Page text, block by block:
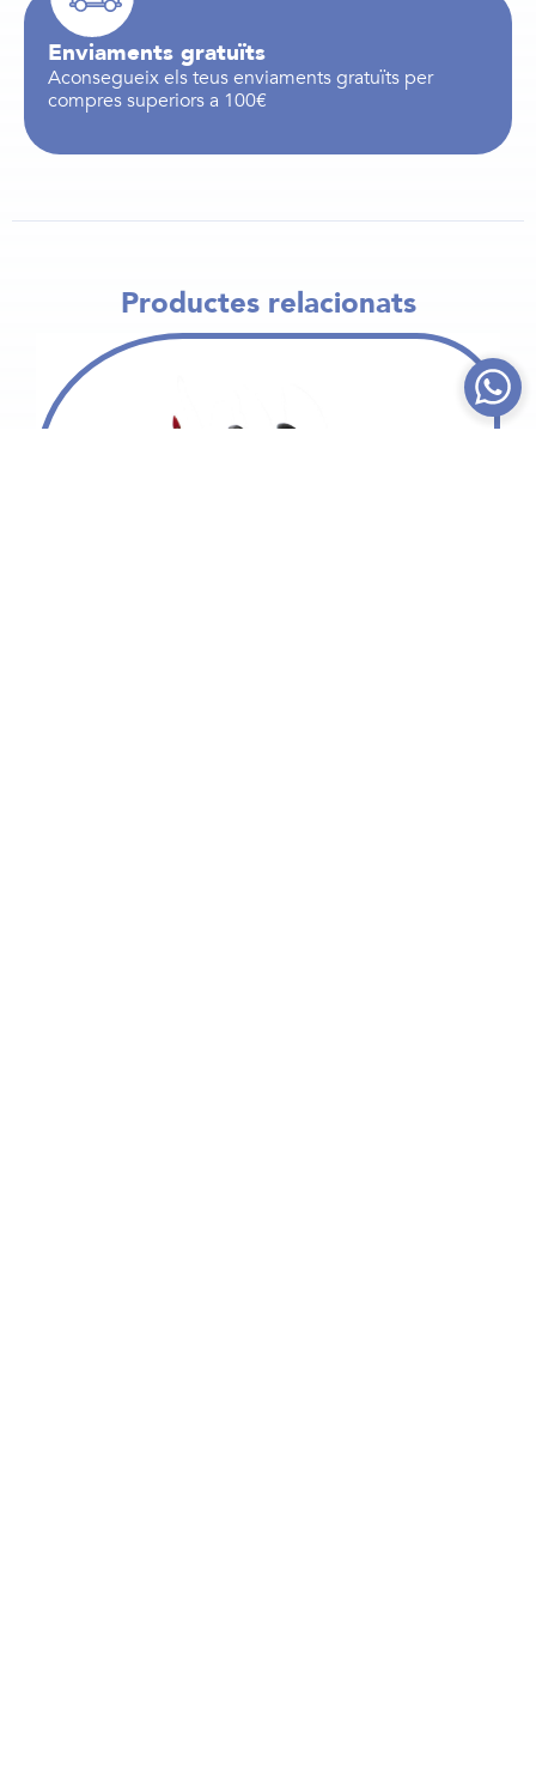
Enviaments gratuïts
Aconsegueix els teus enviaments gratuïts per
compres superiors a 100€
Productes relacionats